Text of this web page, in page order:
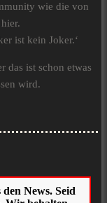
wie die von
ist kein Joker.‘
das ist schon etwas
wird.